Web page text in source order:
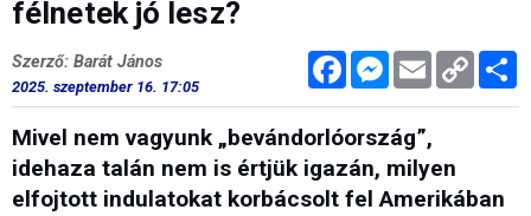
félnetek jó lesz?
FacebookMessenger
Email Copy
Link
Szerző: Barát János
2025. szeptember 16. 17:05
Mivel nem vagyunk „bevándorlóország”,
idehaza talán nem is értjük igazán, milyen
elfojtott indulatokat korbácsolt fel Amerikában